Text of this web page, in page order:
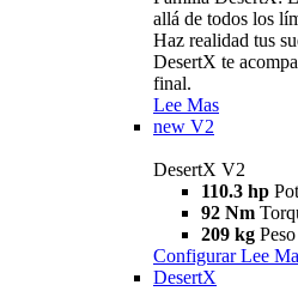
allá de todos los
Haz realidad tus
DesertX te
final.
Lee Mas
new V2
DesertX V2
110.3 hp
92 Nm
209 kg
Configurar Lee
DesertX